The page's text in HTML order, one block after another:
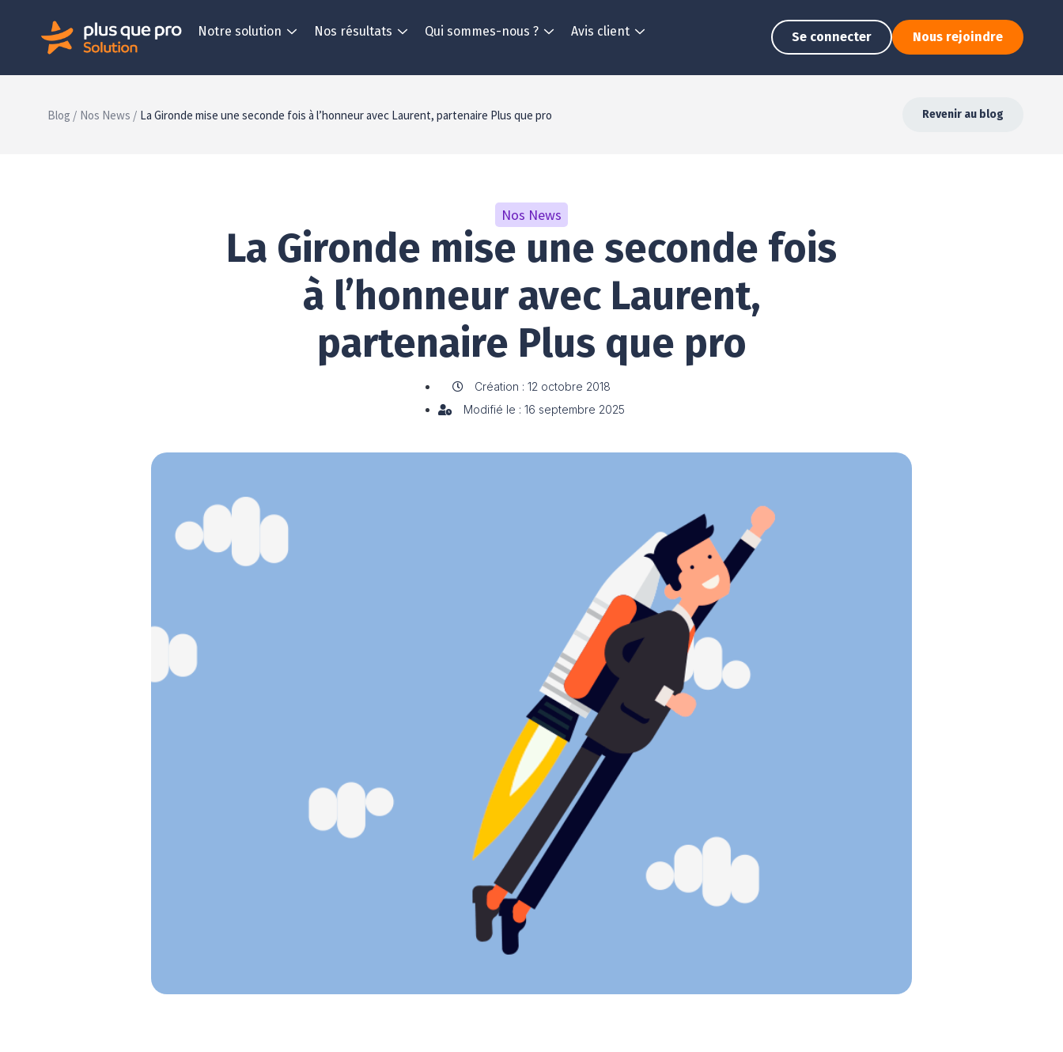
Notre solution Nos résultats Qui sommes-nous ? Avis client Se connecter Nous rejoindre
Blog / Nos News / La Gironde mise une seconde fois à l’honneur avec Laurent, partenaire Plus que pro Revenir au blog
Nos News
La Gironde mise une seconde fois
à l’honneur avec Laurent,
partenaire Plus que pro
Création : 12 octobre 2018
Modifié le : 16 septembre 2025